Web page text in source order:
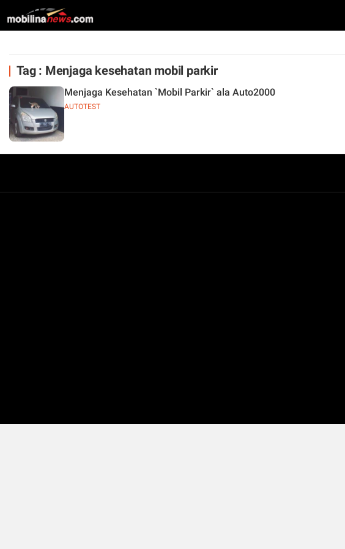
Tag : Menjaga kesehatan mobil parkir
AUTOTEST
Menjaga Kesehatan `Mobil Parkir` ala Auto2000